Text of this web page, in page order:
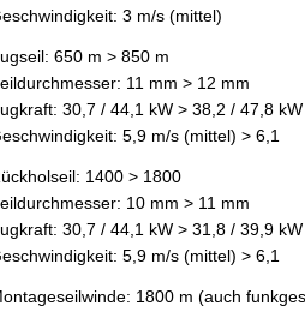
3 m/s (mittel)
650 m > 850 m
11 mm > 12 mm
30,7 / 44,1 kW > 38,2 / 47,8 kW
5,9 m/s (mittel) > 6,1
1400 > 1800
10 mm > 11 mm
30,7 / 44,1 kW > 31,8 / 39,9 kW
5,9 m/s (mittel) > 6,1
1800 m (auch